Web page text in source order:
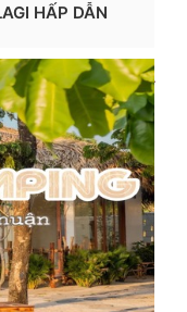
HẤP DẪN
Xem chi tiết...